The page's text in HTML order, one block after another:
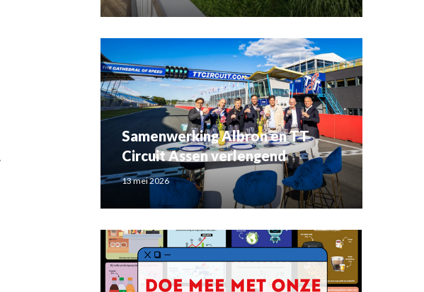
Samenwerking Albron en TT
Circuit Assen verlengend
13 mei 2026